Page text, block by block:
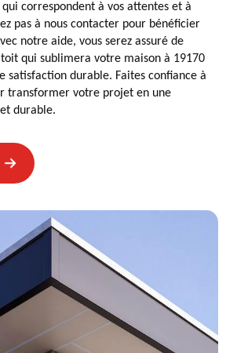
correspondent à vos attentes et à
pas à nous contacter pour bénéficier
notre aide, vous serez assuré de
qui sublimera votre maison à 19170
satisfaction durable. Faites confiance à
transformer votre projet en une
durable.